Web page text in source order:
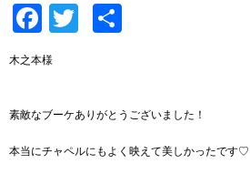
Facebook
Twitter
木之本様
素敵なブーケありがとうございました！
本当にチャペルにもよく映えて美しかったです♡